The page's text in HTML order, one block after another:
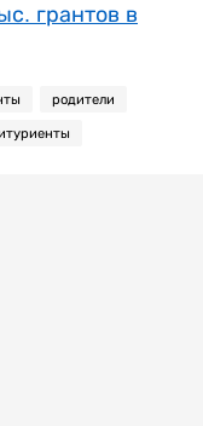
грантов в
родители